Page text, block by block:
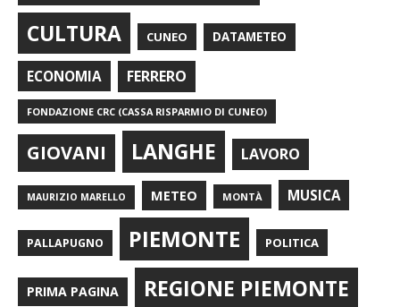
CULTURA CUNEO DATAMETEO
ECONOMIA FERRERO
FONDAZIONE CRC (CASSA RISPARMIO DI CUNEO)
GIOVANI LANGHE LAVORO
MAURIZIO MARELLO METEO MONTÀ MUSICA
PALLAPUGNO PIEMONTE POLITICA
PRIMA PAGINA REGIONE PIEMONTE